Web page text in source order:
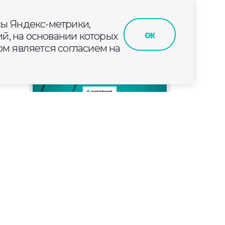
Яндекс-метрики,
на основании которых
является согласием на
ок